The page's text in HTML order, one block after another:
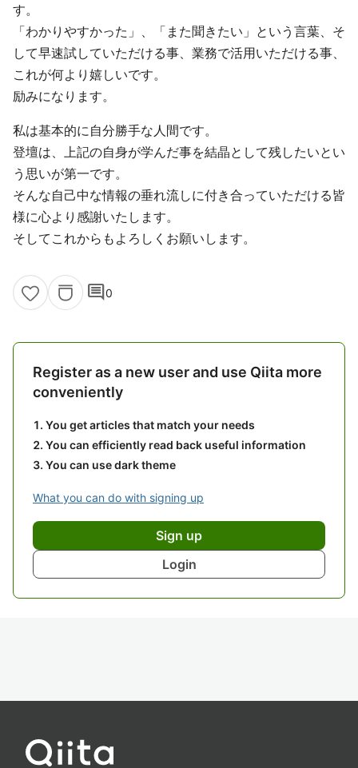
す。
「わかりやすかった」、「また聞きたい」という言葉、そ
して早速試していただける事、業務で活用いただける事、
これが何より嬉しいです。
励みになります。
私は基本的に自分勝手な人間です。
登壇は、上記の自身が学んだ事を結晶として残したいとい
う思いが第一です。
そんな自己中な情報の垂れ流しに付き合っていただける皆
様に心より感謝いたします。
そしてこれからもよろしくお願いします。
comment0
Register as a new user and use Qiita more
conveniently
You get articles that match your needs
You can efficiently read back useful information
You can use dark theme
What you can do with signing up
Sign up
Login